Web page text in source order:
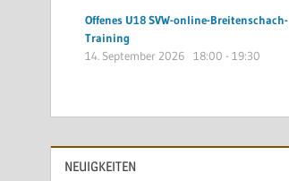
Offenes U18 SVW-online-Breitenschach-
Training
14. September 2026
18:00 -19:30
NEUIGKEITEN